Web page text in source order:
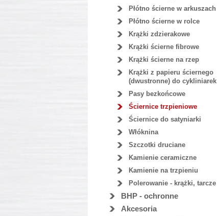
Płótno ścierne w arkuszach
Płótno ścierne w rolce
Krążki zdzierakowe
Krążki ścierne fibrowe
Krążki ścierne na rzep
Krążki z papieru ściernego
(dwustronne) do cykliniarek
Pasy bezkońcowe
Ściernice trzpieniowe
Ściernice do satyniarki
Włóknina
Szczotki druciane
Kamienie ceramiczne
Kamienie na trzpieniu
Polerowanie - krążki, tarcze
BHP - ochronne
Akcesoria